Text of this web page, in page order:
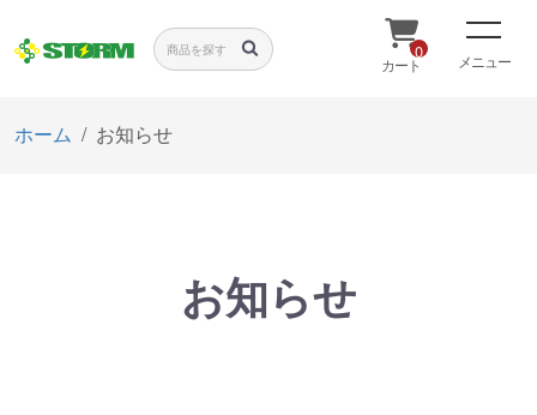
0
カート メニュー
ホーム お知らせ
お知らせ